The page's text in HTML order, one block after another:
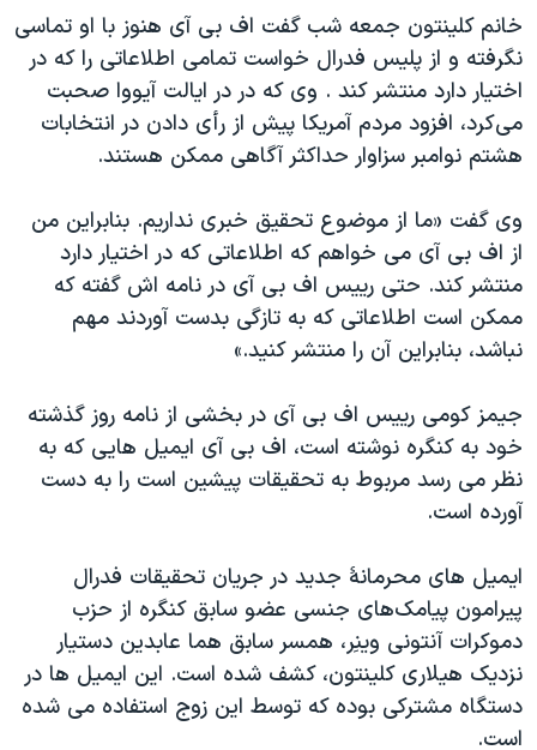
قانون شفافیت دارائی کادر رهبری ایران
اعتراضات مردمی آبان ۹۸
اسرائیل در جنگ
نرگس محمدی برنده جایزه نوبل صلح
صفحه‌های ویژه
سفر پرزیدنت ترامپ به چین
خانم کلینتون جمعه شب گفت اف بی آی هنوز با او تماسی
نگرفته و از پلیس فدرال خواست تمامی اطلاعاتی را که در
اختیار دارد منتشر کند . وی که در در ایالت آیووا صحبت
می‌کرد، افزود مردم آمریکا پیش از رأی دادن در انتخابات
هشتم نوامبر سزاوار حداکثر آگاهی ممکن هستند.
وی گفت «ما از موضوع تحقیق خبری نداریم. بنابراین من
از اف بی آی می خواهم که اطلاعاتی که در اختیار دارد
منتشر کند. حتی رییس اف بی آی در نامه اش گفته که
ممکن است اطلاعاتی که به تازگی بدست آوردند مهم
نباشد، بنابراین آن را منتشر کنید.»
جیمز کومی رییس اف بی آی در بخشی از نامه روز گذشته
خود به کنگره نوشته است، اف بی آی ایمیل هایی که به
نظر می رسد مربوط به تحقیقات پیشین است را به دست
آورده است.
ایمیل های محرمانۀ جدید در جریان تحقیقات فدرال
پیرامون پیامک‌های جنسی عضو سابق کنگره از حزب
دموکرات آنتونی وینِر، همسر سابق هما عابدین دستیار
نزدیک هیلاری کلینتون، کشف شده است. این ایمیل ها در
دستگاه مشترکی بوده که توسط این زوج استفاده می شده
است.